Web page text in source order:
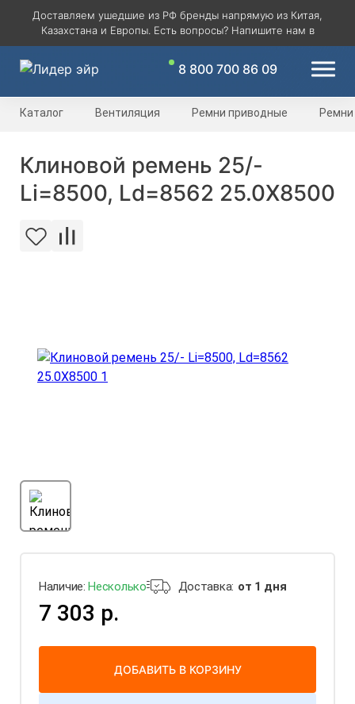
Доставляем ушедшие из РФ бренды напрямую из Китая,
Казахстана и Европы. Есть вопросы? Напишите нам в
8 800 700 86 09
Каталог Вентиляция Ремни приводные
Клиновой ремень 25/-
Li=8500, Ld=8562 25.0X8500
Наличие:Несколько Доставка: от 1 дня
7 303 р.
ДОБАВИТЬ В КОРЗИНУ